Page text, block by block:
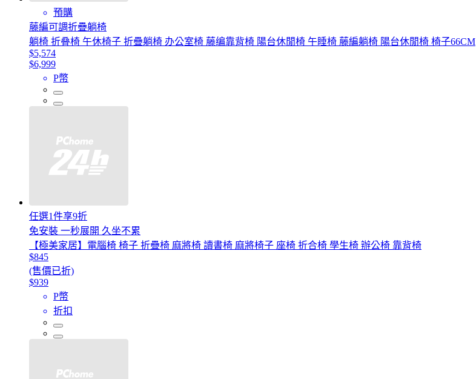
預購
藤編可調折疊躺椅
躺椅 折叠椅 午休椅子 折疊躺椅 办公室椅 藤编靠背椅 陽台休閒椅 午睡椅 藤編躺椅 陽台休閒椅 椅子66CM
$5,574
$6,999
P幣
任選1件享9折
免安裝 一秒展開 久坐不累
【極美家居】電腦椅 椅子 折疊椅 麻將椅 讀書椅 麻將椅子 座椅 折合椅 學生椅 辦公椅 靠背椅
$845
(售價已折)
$939
P幣
折扣